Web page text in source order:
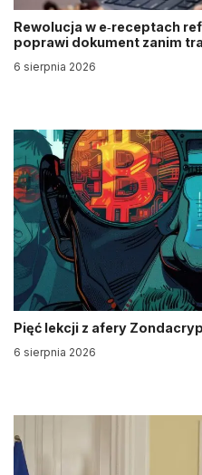
Rewolucja w e‑receptach
poprawi dokument zanim
6 sierpnia 2026
Pięć lekcji z afery
6 sierpnia 2026